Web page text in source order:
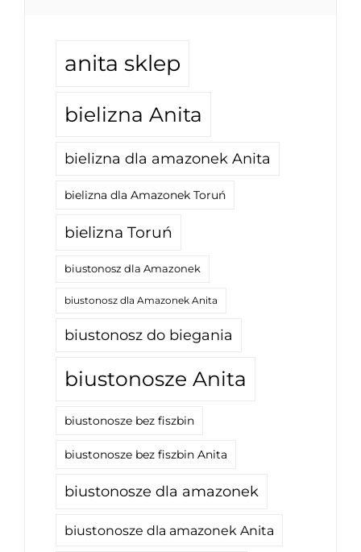
anita sklep
bielizna Anita
bielizna dla amazonek Anita
bielizna dla Amazonek Toruń
bielizna Toruń
biustonosz dla Amazonek
biustonosz dla Amazonek Anita
biustonosz do biegania
biustonosze Anita
biustonosze bez fiszbin
biustonosze bez fiszbin Anita
biustonosze dla amazonek
biustonosze dla amazonek Anita